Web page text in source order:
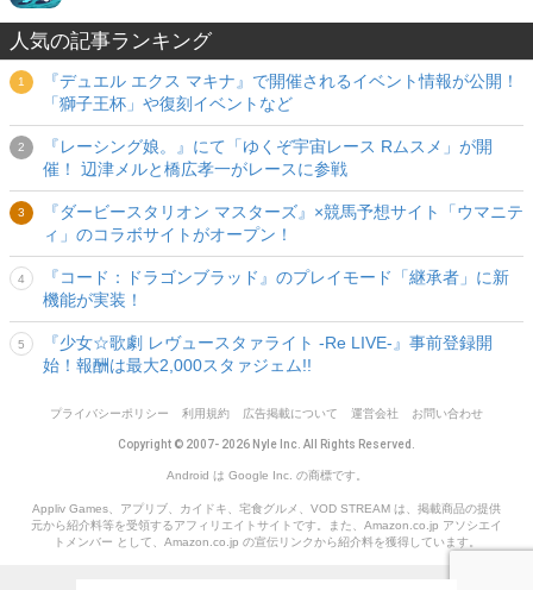
人気の記事ランキング
『デュエル エクス マキナ』で開催されるイベント情報が公開！
「獅子王杯」や復刻イベントなど
『レーシング娘。』にて「ゆくぞ宇宙レース Rムスメ」が開
催！ 辺津メルと橋広孝一がレースに参戦
『ダービースタリオン マスターズ』×競馬予想サイト「ウマニテ
ィ」のコラボサイトがオープン！
『コード：ドラゴンブラッド』のプレイモード「継承者」に新
機能が実装！
『少女☆歌劇 レヴュースタァライト -Re LIVE-』事前登録開
始！報酬は最大2,000スタァジェム!!
プライバシーポリシー 利用規約 広告掲載について 運営会社 お問い合わせ
Copyright © 2007- 2026 Nyle Inc. All Rights Reserved.
Android は Google Inc. の商標です。
Appliv Games、アプリブ、カイドキ、宅食グルメ、VOD STREAM は、掲載商品の提供
元から紹介料等を受領するアフィリエイトサイトです。また、Amazon.co.jp アソシエイ
トメンバー として、Amazon.co.jp の宣伝リンクから紹介料を獲得しています。